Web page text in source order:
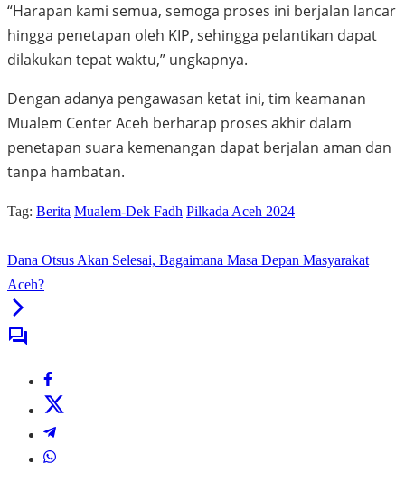
“Harapan kami semua, semoga proses ini berjalan lancar
hingga penetapan oleh KIP, sehingga pelantikan dapat
dilakukan tepat waktu,” ungkapnya.
Dengan adanya pengawasan ketat ini, tim keamanan
Mualem Center Aceh berharap proses akhir dalam
penetapan suara kemenangan dapat berjalan aman dan
tanpa hambatan.
Tag: Berita Mualem-Dek Fadh Pilkada Aceh 2024
Dana Otsus Akan Selesai, Bagaimana Masa Depan Masyarakat
Aceh?